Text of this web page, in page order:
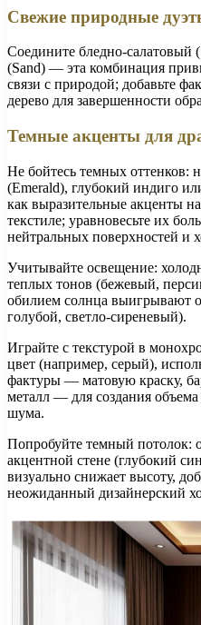
Свежие природные
Соедините бледно-салатовый
(Sand) — эта комбинация
связи с природой; добавьте
дерево для завершенности
Темные акценты для
Не бойтесь темных
(Emerald), глубокий индиго
как выразительные акценты
текстиле; уравновесьте их
нейтральных поверхностей и
Учитывайте освещение:
теплых тонов (бежевый,
обилием солнца выигрывают
голубой, светло-сиреневый).
Играйте с текстурой в
цвет (например, серый),
фактуры — матовую краску,
металл — для создания объема
шума.
Попробуйте темный потолок:
акцентной стене (глубокий
визуально снижает высоту,
неожиданный дизайнерский